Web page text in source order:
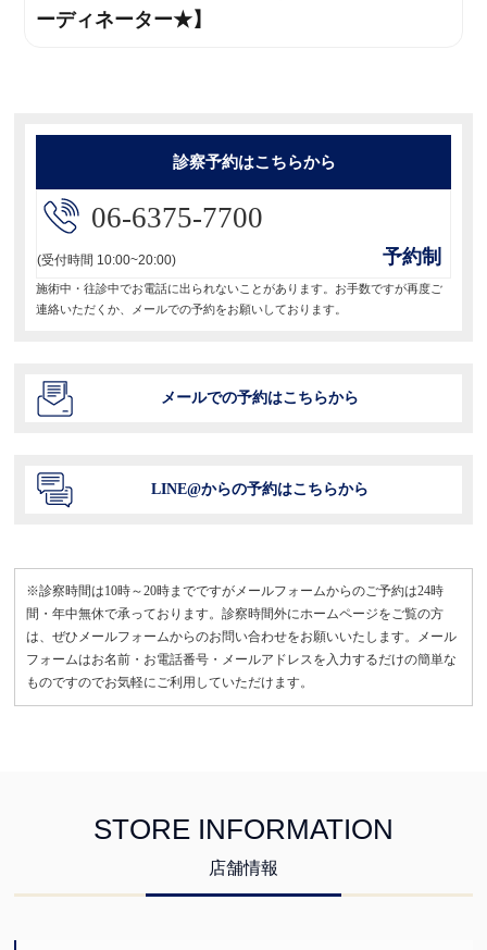
の
ーディネーター★】
診察予約はこちらから
06-6375-7700
(受付時間 10:00~20:00) 予約制
施術中・往診中でお電話に出られないことがあります。お手数ですが再度ご
連絡いただくか、メールでの予約をお願いしております。
メールでの予約はこちらから
LINE@からの予約はこちらから
※診察時間は10時～20時までですがメールフォームからのご予約は24時
間・年中無休で承っております。診察時間外にホームページをご覧の方
は、ぜひメールフォームからのお問い合わせをお願いいたします。メール
フォームはお名前・お電話番号・メールアドレスを入力するだけの簡単な
ものですのでお気軽にご利用していただけます。
STORE INFORMATION
店舗情報